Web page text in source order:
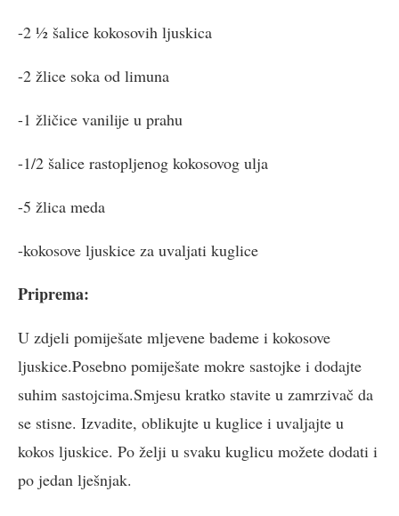
-2 ½ šalice kokosovih ljuskica
-2 žlice soka od limuna
-1 žličice vanilije u prahu
-1/2 šalice rastopljenog kokosovog ulja
-5 žlica meda
-kokosove ljuskice za uvaljati kuglice
Priprema:
U zdjeli pomiješate mljevene bademe i kokosove
ljuskice.Posebno pomiješate mokre sastojke i dodajte
suhim sastojcima.Smjesu kratko stavite u zamrzivač da
se stisne. Izvadite, oblikujte u kuglice i uvaljajte u
kokos ljuskice. Po želji u svaku kuglicu možete dodati i
po jedan lješnjak.